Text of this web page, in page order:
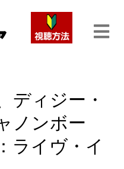
ディジー・
ノンボー
ライヴ・イ